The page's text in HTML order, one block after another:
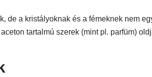
de a kristályoknak és a fémeknek nem
tartalmú szerek (mint pl. parfüm)